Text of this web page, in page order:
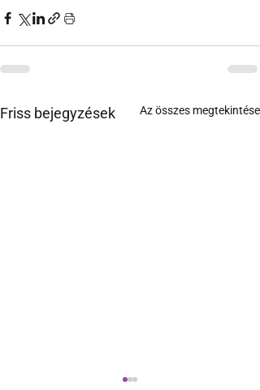
Friss bejegyzések Az összes megtekintése